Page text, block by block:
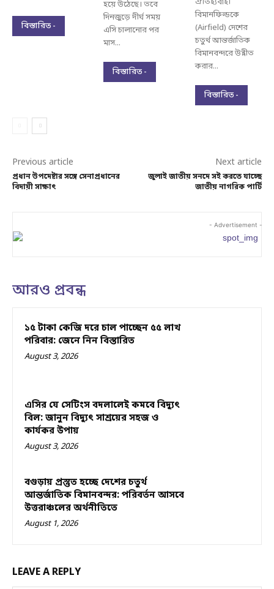
বিস্তারিত -
হয়ে উঠেছে। তবে
দিনজুড়ে দীর্ঘ সময়
এসি চালানোর পর
মাস...
বিস্তারিত -
ঐতিহ্যবাহী
বিমানফিল্ডকে
(Airfield) দেশের
চতুর্থ আন্তর্জাতিক
বিমানবন্দরে উন্নীত
করার...
বিস্তারিত -
Previous article
প্রধান উপদেষ্টার সঙ্গে সেনাপ্রধানের
বিদায়ী সাক্ষাৎ
Next article
জুলাই জাতীয় সনদে সই করতে যাচ্ছে
জাতীয় নাগরিক পার্টি
- Advertisement -
আরও প্রবন্ধ
১৫ টাকা কেজি দরে চাল পাচ্ছেন ৫৫ লাখ
পরিবার: জেনে নিন বিস্তারিত
August 3, 2026
এসির যে সেটিংস বদলালেই কমবে বিদ্যুৎ
বিল: জানুন বিদ্যুৎ সাশ্রয়ের সহজ ও
কার্যকর উপায়
August 3, 2026
বগুড়ায় প্রস্তুত হচ্ছে দেশের চতুর্থ
আন্তর্জাতিক বিমানবন্দর: পরিবর্তন আসবে
উত্তরাঞ্চলের অর্থনীতিতে
August 1, 2026
LEAVE A REPLY